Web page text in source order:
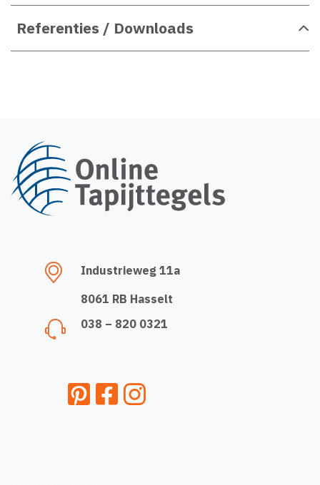
Referenties / Downloads
Industrieweg 11a
8061 RB Hasselt
038 – 820 0321